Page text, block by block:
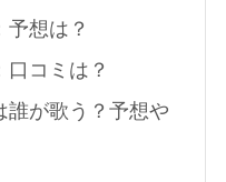
想は？
コミは？
誰が歌う？予想や